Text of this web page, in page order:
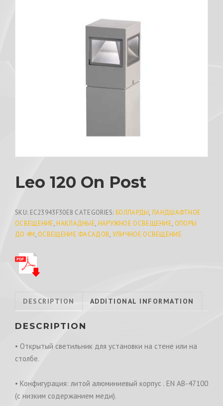
Leo 120 On Post
SKU: EC23943F30E8 CATEGORIES:БОЛЛАРДЫ,ЛАНДШАФТНОЕ
ОСВЕЩЕНИЕ,НАКЛАДНЫЕ, НАРУЖНОЕ ОСВЕЩЕНИЕ, ОПОРЫ
ДО 4М, ОСВЕЩЕНИЕ ФАСАДОВ, УЛИЧНОЕ ОСВЕЩЕНИЕ
DESCRIPTION ADDITIONAL INFORMATION
DESCRIPTION
• Открытый светильник для установки на стене или на
столбе.
• Конфигурация: литой алюминиевый корпус . EN AB-47100
(с низким содержанием меди).